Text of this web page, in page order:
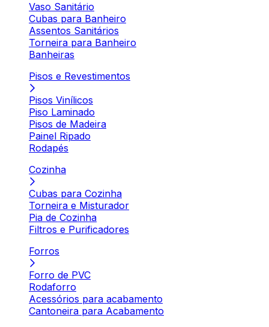
Vaso Sanitário
Cubas para Banheiro
Assentos Sanitários
Torneira para Banheiro
Banheiras
Pisos e Revestimentos
Pisos Vinílicos
Piso Laminado
Pisos de Madeira
Painel Ripado
Rodapés
Cozinha
Cubas para Cozinha
Torneira e Misturador
Pia de Cozinha
Filtros e Purificadores
Forros
Forro de PVC
Rodaforro
Acessórios para acabamento
Cantoneira para Acabamento